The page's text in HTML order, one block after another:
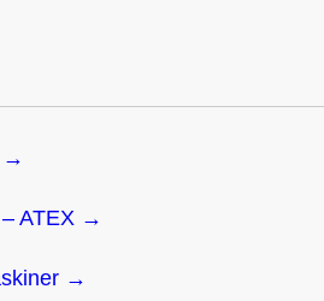
→
ATEX →
→